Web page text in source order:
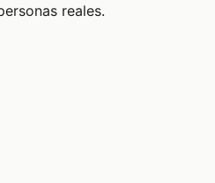
reales.